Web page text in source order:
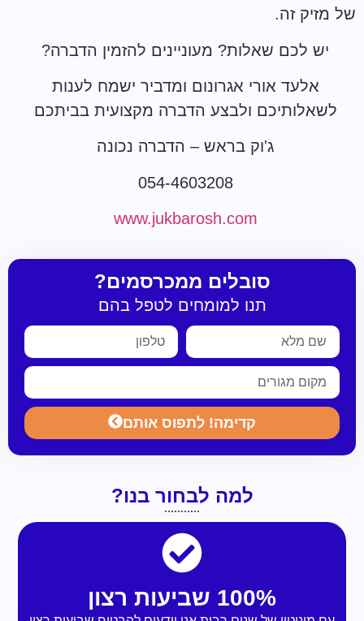
של מזיק זה.
יש לכם שאלות? מעוניינים להזמין הדברה?
אלעד אורי אגרונום ומדביר ישמח לענות
לשאלותיכם ולבצע הדברה מקצועית בביתכם
ג'וק בראש – הדברה נכונה
054-4603208
www.jukbarosh.com
סובלים ממכרסמים?
תנו למומחים לטפל בהם
קדימה! לתפוס אותם
למה לבחור בנו?
100% שביעות רצון